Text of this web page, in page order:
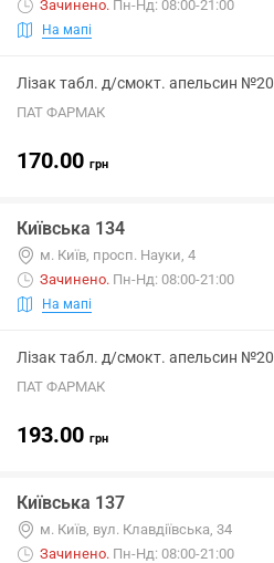
Зачинено. Пн-Нд: 08:00-21:00
На мапі
Лізак табл. д/смокт. апельсин №20
ПАТ ФАРМАК
170.00 грн
Київська 134
м. Київ, просп. Науки, 4
Зачинено. Пн-Нд: 08:00-21:00
На мапі
Лізак табл. д/смокт. апельсин №20
ПАТ ФАРМАК
193.00 грн
Київська 137
м. Київ, вул. Клавдіївська, 34
Зачинено. Пн-Нд: 08:00-21:00